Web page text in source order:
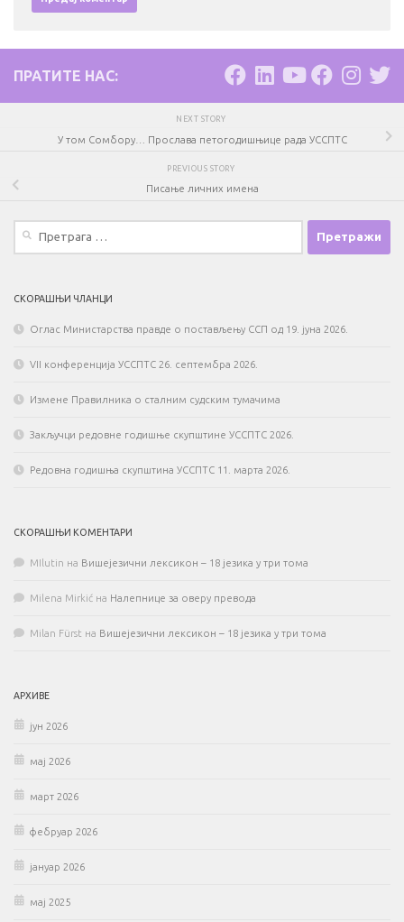
ПРАТИТЕ НАС:
NEXT STORY
У том Сомбору… Прослава петогодишњице рада УССПТС
PREVIOUS STORY
Писање личних имена
СКОРАШЊИ ЧЛАНЦИ
Оглас Министарства правде о постављењу ССП од 19. јуна 2026.
VII конференција УССПТС 26. септембра 2026.
Измене Правилника о сталним судским тумачима
Закључци редовне годишње скупштине УССПТС 2026.
Редовна годишња скупштина УССПТС 11. марта 2026.
СКОРАШЊИ КОМЕНТАРИ
MIlutin на Вишејезични лексикон – 18 језика у три тома
Milena Mirkić на Налепнице за оверу превода
Milan Fürst на Вишејезични лексикон – 18 језика у три тома
АРХИВЕ
јун 2026
мај 2026
март 2026
фебруар 2026
јануар 2026
мај 2025